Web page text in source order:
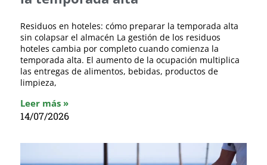
Residuos en hoteles: cómo preparar la temporada alta
sin colapsar el almacén La gestión de los residuos
hoteles cambia por completo cuando comienza la
temporada alta. El aumento de la ocupación multiplica
las entregas de alimentos, bebidas, productos de
limpieza,
Leer más »
14/07/2026